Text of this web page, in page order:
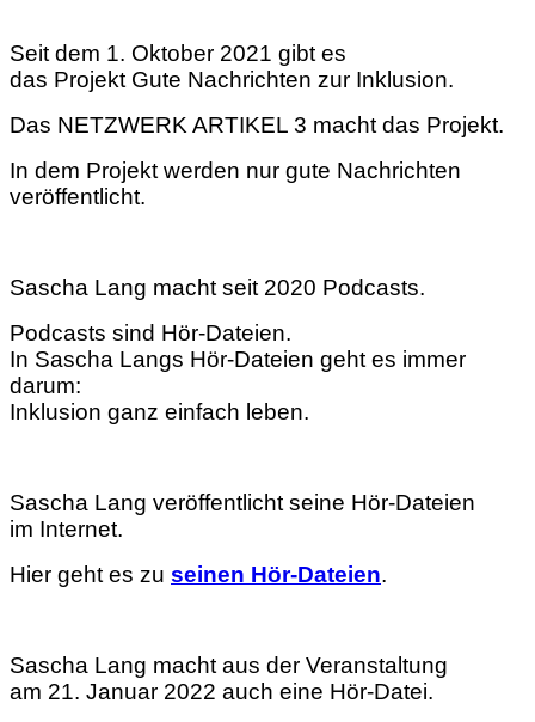
Seit dem 1. Oktober 2021 gibt es
das Projekt Gute Nachrichten zur Inklusion.
Das NETZWERK ARTIKEL 3 macht das Projekt.
In dem Projekt werden nur gute Nachrichten
veröffentlicht.
Sascha Lang macht seit 2020 Podcasts.
Podcasts sind Hör-Dateien.
In Sascha Langs Hör-Dateien geht es immer
darum:
Inklusion ganz einfach leben.
Sascha Lang veröffentlicht seine Hör-Dateien
im Internet.
Hier geht es zu seinen Hör-Dateien.
Sascha Lang macht aus der Veranstaltung
am 21. Januar 2022 auch eine Hör-Datei.